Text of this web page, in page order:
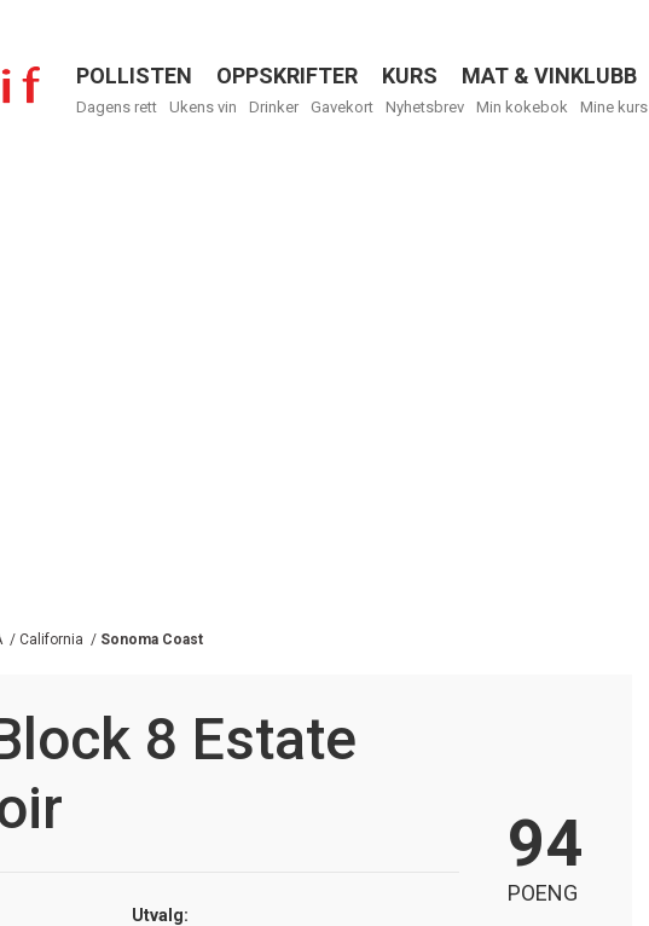
Menu
POLLISTEN OPPSKRIFTER KURS MAT & VINKLUBB
Dagens rett Ukens vin Drinker Gavekort Nyhetsbrev Min kokebok Mine kurs
/ California / Sonoma Coast
8 Estate
Utvalg:
94
POENG